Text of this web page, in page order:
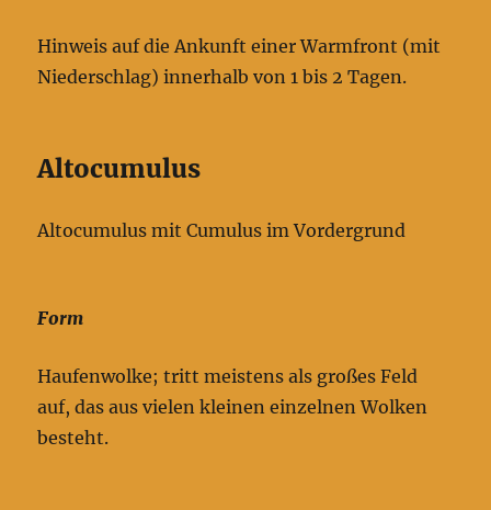
Hinweis auf die Ankunft einer Warmfront (mit
Niederschlag) innerhalb von 1 bis 2 Tagen.
Altocumulus
Altocumulus mit Cumulus im Vordergrund
Form
Haufenwolke; tritt meistens als großes Feld
auf, das aus vielen kleinen einzelnen Wolken
besteht.